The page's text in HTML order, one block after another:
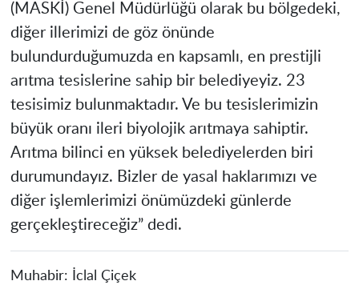
(MASKİ) Genel Müdürlüğü olarak bu bölgedeki,
diğer illerimizi de göz önünde
bulundurduğumuzda en kapsamlı, en prestijli
arıtma tesislerine sahip bir belediyeyiz. 23
tesisimiz bulunmaktadır. Ve bu tesislerimizin
büyük oranı ileri biyolojik arıtmaya sahiptir.
Arıtma bilinci en yüksek belediyelerden biri
durumundayız. Bizler de yasal haklarımızı ve
diğer işlemlerimizi önümüzdeki günlerde
gerçekleştireceğiz” dedi.
Muhabir: İclal Çiçek